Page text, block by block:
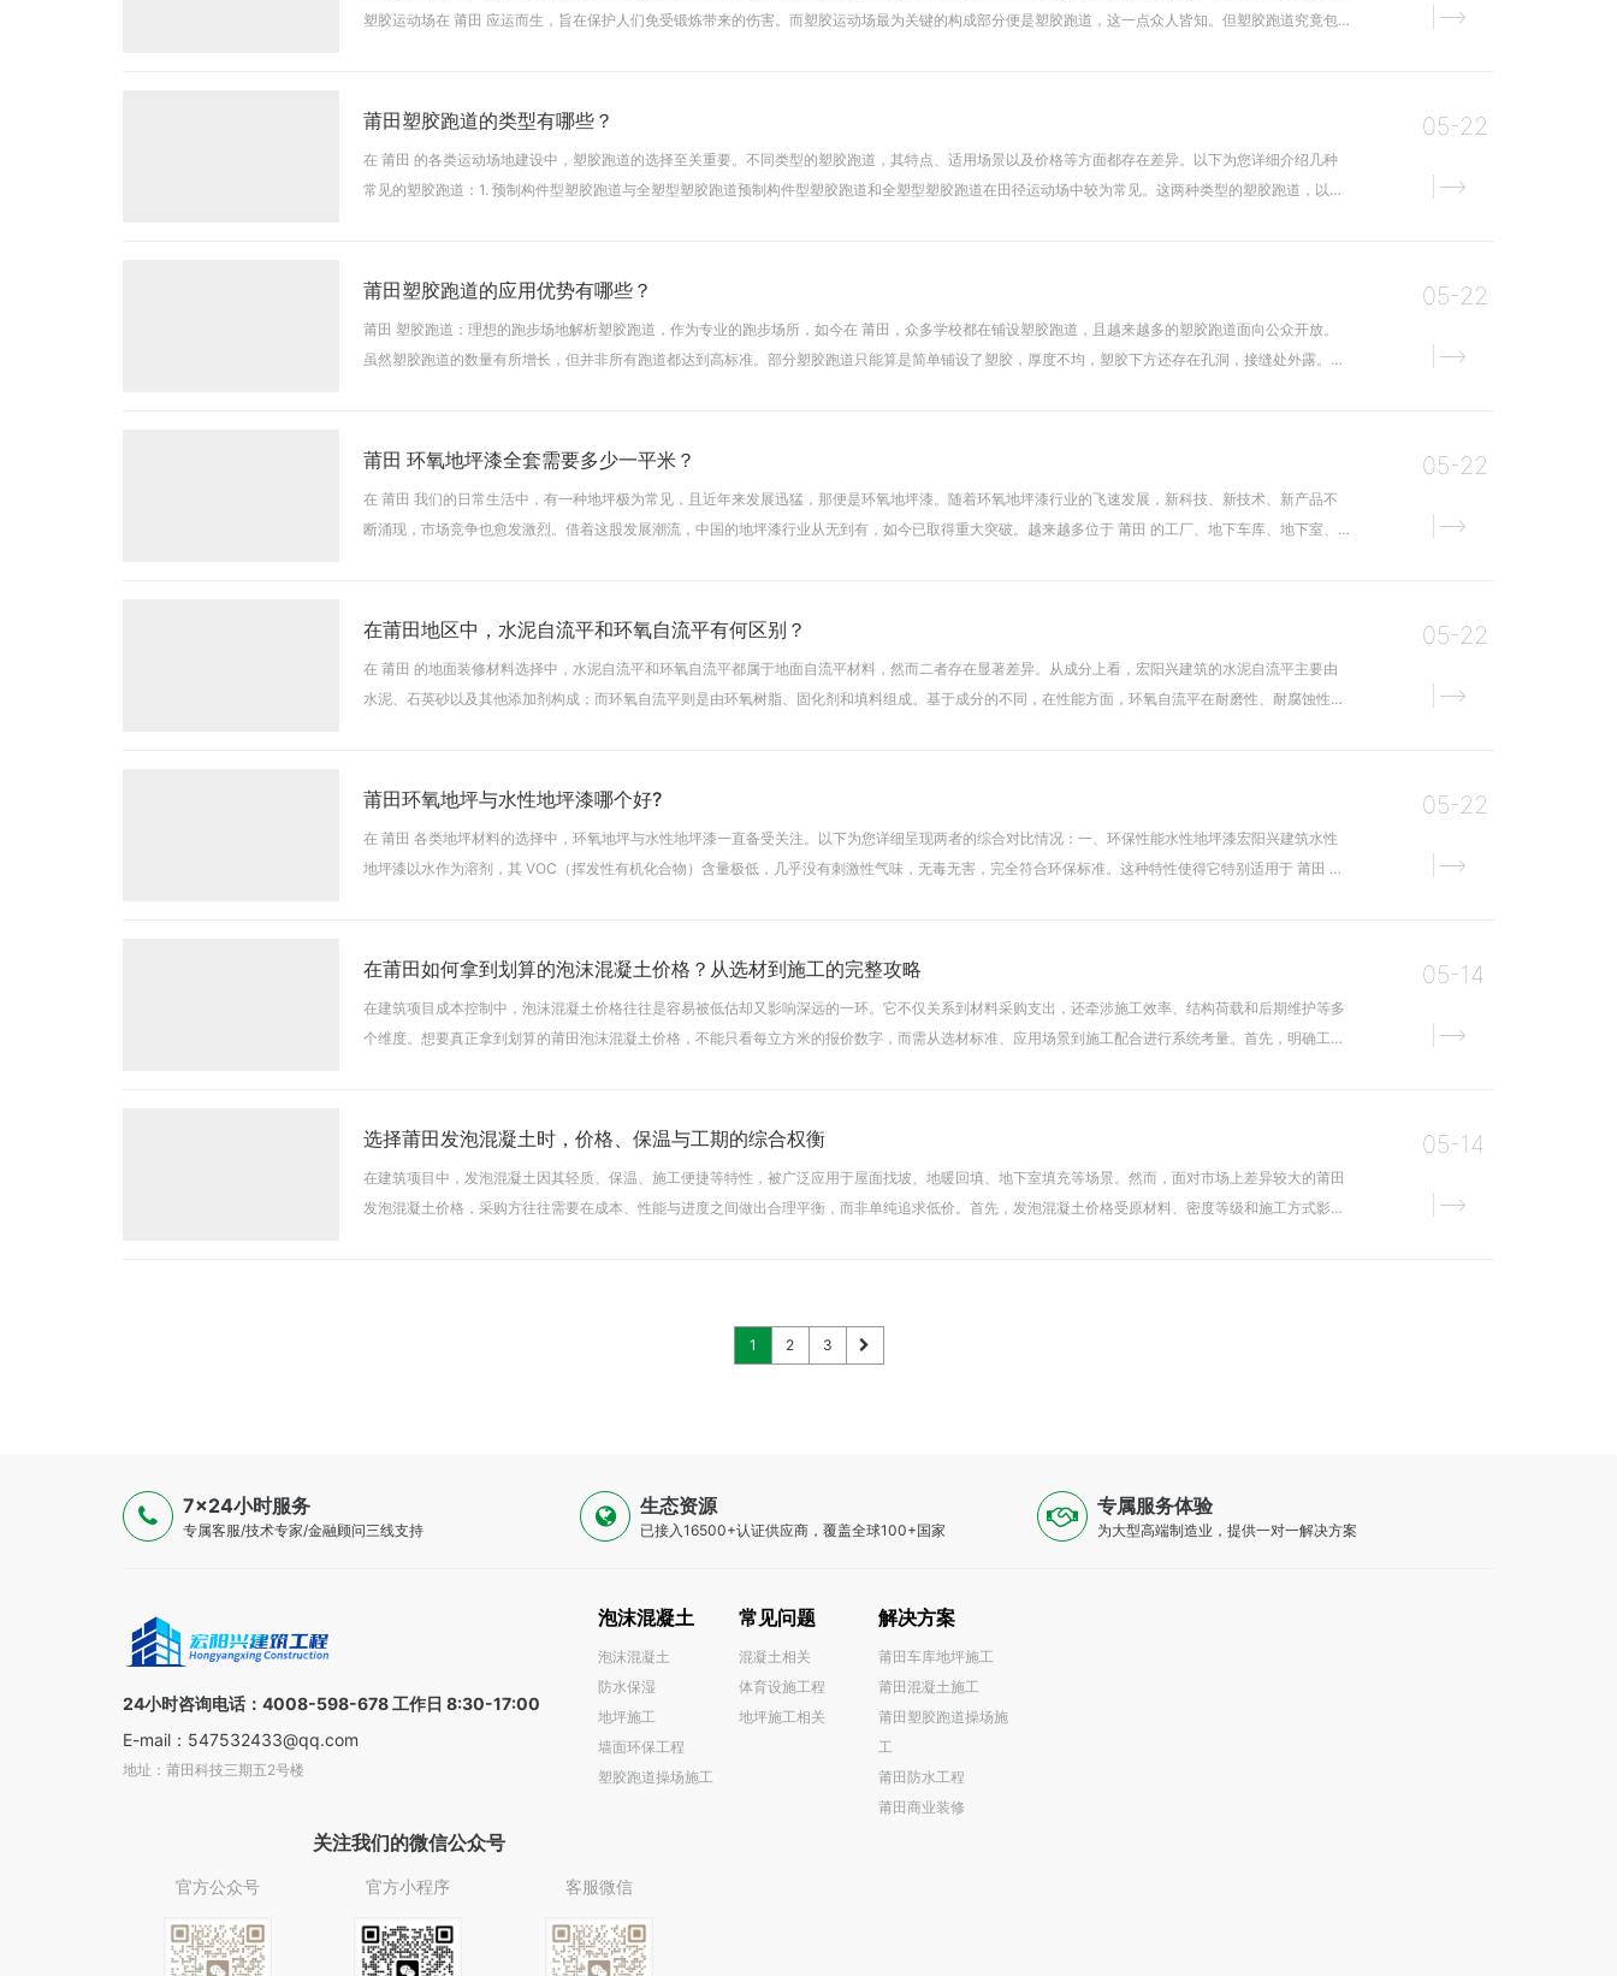
塑胶运动场在 莆田 应运而生，旨在保护人们免受锻炼带来的伤害。而塑胶运动场最为关键的构成部分便是塑胶跑道，这一点众人皆知。但塑胶跑道究竟包
莆田塑胶跑道的类型有哪些？ 05-22
在 莆田 的各类运动场地建设中，塑胶跑道的选择至关重要。不同类型的塑胶跑道，其特点、适用场景以及价格等方面都存在差异。以下为您详细介绍几种
常见的塑胶跑道：1. 预制构件型塑胶跑道与全塑型塑胶跑道预制构件型塑胶跑道和全塑型塑胶跑道在田径运动场中较为常见。这两种类型的塑胶跑道，以其
莆田塑胶跑道的应用优势有哪些？ 05-22
莆田 塑胶跑道：理想的跑步场地解析塑胶跑道，作为专业的跑步场所，如今在 莆田，众多学校都在铺设塑胶跑道，且越来越多的塑胶跑道面向公众开放。
虽然塑胶跑道的数量有所增长，但并非所有跑道都达到高标准。部分塑胶跑道只能算是简单铺设了塑胶，厚度不均，塑胶下方还存在孔洞，接缝处外露。在
莆田 环氧地坪漆全套需要多少一平米？ 05-22
在 莆田 我们的日常生活中，有一种地坪极为常见，且近年来发展迅猛，那便是环氧地坪漆。随着环氧地坪漆行业的飞速发展，新科技、新技术、新产品不
断涌现，市场竞争也愈发激烈。借着这股发展潮流，中国的地坪漆行业从无到有，如今已取得重大突破。越来越多位于 莆田 的工厂、地下车库、地下室、
在莆田地区中，水泥自流平和环氧自流平有何区别？ 05-22
在 莆田 的地面装修材料选择中，水泥自流平和环氧自流平都属于地面自流平材料，然而二者存在显著差异。从成分上看，宏阳兴建筑的水泥自流平主要由
水泥、石英砂以及其他添加剂构成；而环氧自流平则是由环氧树脂、固化剂和填料组成。基于成分的不同，在性能方面，环氧自流平在耐磨性、耐腐蚀性以
莆田环氧地坪与水性地坪漆哪个好? 05-22
在 莆田 各类地坪材料的选择中，环氧地坪与水性地坪漆一直备受关注。以下为您详细呈现两者的综合对比情况：一、环保性能水性地坪漆宏阳兴建筑水性
地坪漆以水作为溶剂，其 VOC（挥发性有机化合物）含量极低，几乎没有刺激性气味，无毒无害，完全符合环保标准。这种特性使得它特别适用于 莆田 对
在莆田如何拿到划算的泡沫混凝土价格？从选材到施工的完整攻略 05-14
在建筑项目成本控制中，泡沫混凝土价格往往是容易被低估却又影响深远的一环。它不仅关系到材料采购支出，还牵涉施工效率、结构荷载和后期维护等多
个维度。想要真正拿到划算的莆田泡沫混凝土价格，不能只看每立方米的报价数字，而需从选材标准、应用场景到施工配合进行系统考量。首先，明确工程
选择莆田发泡混凝土时，价格、保温与工期的综合权衡 05-14
在建筑项目中，发泡混凝土因其轻质、保温、施工便捷等特性，被广泛应用于屋面找坡、地暖回填、地下室填充等场景。然而，面对市场上差异较大的莆田
发泡混凝土价格，采购方往往需要在成本、性能与进度之间做出合理平衡，而非单纯追求低价。首先，发泡混凝土价格受原材料、密度等级和施工方式影响
1 2 3
7×24小时服务
专属客服/技术专家/金融顾问三线支持
生态资源
已接入16500+认证供应商，覆盖全球100+国家
专属服务体验
为大型高端制造业，提供一对一解决方案
24小时咨询电话：4008-598-678 工作日 8:30-17:00
E-mail：547532433@qq.com
地址：莆田科技三期五2号楼
泡沫混凝土
泡沫混凝土
防水保湿
地坪施工
墙面环保工程
塑胶跑道操场施工
常见问题
混凝土相关
体育设施工程
地坪施工相关
解决方案
莆田车库地坪施工
莆田混凝土施工
莆田塑胶跑道操场施
工
莆田防水工程
莆田商业装修
关注我们的微信公众号
官方公众号 官方小程序 客服微信